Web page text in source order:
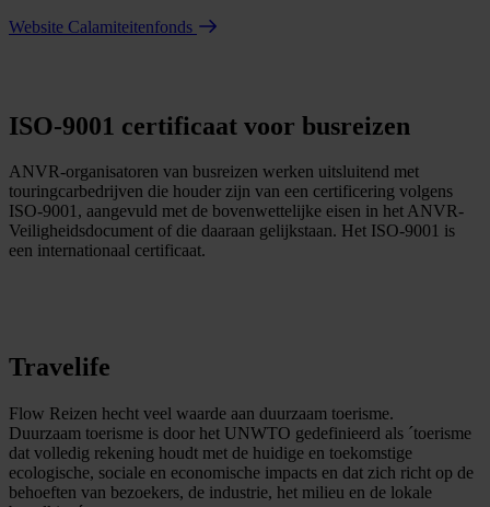
Website Calamiteitenfonds
ISO-9001 certificaat voor busreizen
ANVR-organisatoren van busreizen werken uitsluitend met
touringcarbedrijven die houder zijn van een certificering volgens
ISO-9001, aangevuld met de bovenwettelijke eisen in het ANVR-
Veiligheidsdocument of die daaraan gelijkstaan. Het ISO-9001 is
een internationaal certificaat.
Travelife
Flow Reizen hecht veel waarde aan duurzaam toerisme.
Duurzaam toerisme is door het UNWTO gedefinieerd als ´toerisme
dat volledig rekening houdt met de huidige en toekomstige
ecologische, sociale en economische impacts en dat zich richt op de
behoeften van bezoekers, de industrie, het milieu en de lokale